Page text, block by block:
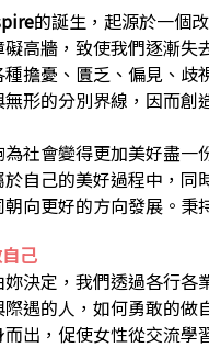
的誕生，起源於一個
高牆，致使我們逐漸
擔憂、匱乏、偏見、歧
形的分別界線，因而創
社會變得更加美好盡
自己的美好過程中，
向更好的方向發展。秉
己
決定，我們透過各行各
遇的人，如何勇敢的做
出，促使女性從交流學